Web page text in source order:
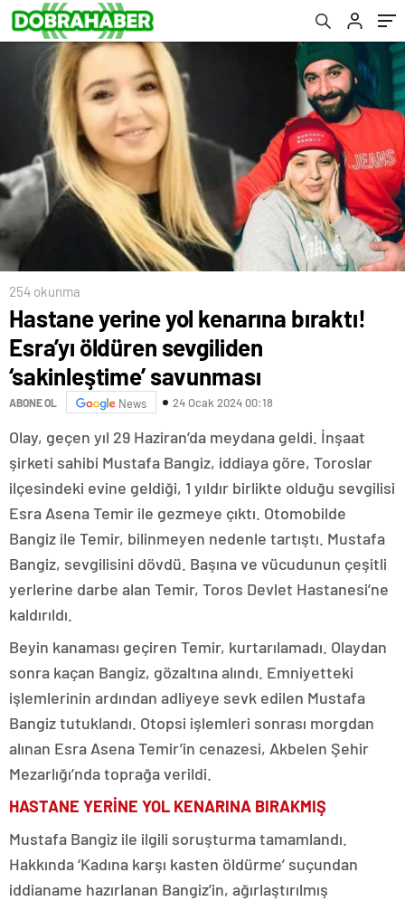
254 okunma
Hastane yerine yol kenarına bıraktı!
Esra’yı öldüren sevgiliden
‘sakinleştime’ savunması
ABONE OL News 24 Ocak 2024 00:18
Olay, geçen yıl 29 Haziran’da meydana geldi. İnşaat
şirketi sahibi Mustafa Bangiz, iddiaya göre, Toroslar
ilçesindeki evine geldiği, 1 yıldır birlikte olduğu sevgilisi
Esra Asena Temir ile gezmeye çıktı. Otomobilde
Bangiz ile Temir, bilinmeyen nedenle tartıştı. Mustafa
Bangiz, sevgilisini dövdü. Başına ve vücudunun çeşitli
yerlerine darbe alan Temir, Toros Devlet Hastanesi’ne
kaldırıldı.
Beyin kanaması geçiren Temir, kurtarılamadı. Olaydan
sonra kaçan Bangiz, gözaltına alındı. Emniyetteki
işlemlerinin ardından adliyeye sevk edilen Mustafa
Bangiz tutuklandı. Otopsi işlemleri sonrası morgdan
alınan Esra Asena Temir’in cenazesi, Akbelen Şehir
Mezarlığı’nda toprağa verildi.
HASTANE YERİNE YOL KENARINA BIRAKMIŞ
Mustafa Bangiz ile ilgili soruşturma tamamlandı.
Hakkında ‘Kadına karşı kasten öldürme’ suçundan
iddianame hazırlanan Bangiz’in, ağırlaştırılmış